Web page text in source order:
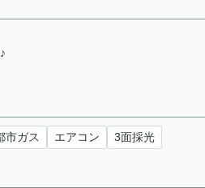
市ガス エアコン 3面採光